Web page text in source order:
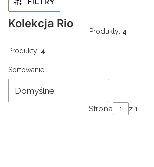
Kolekcja Rio
Produkty: 4
Produkty: 4
Lista produktów
Sortowanie:
Domyślne
Strona z 1